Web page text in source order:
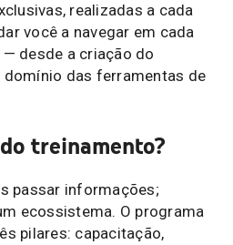
realizadas a cada
você a navegar em cada
desde a criação do
das ferramentas de
treinamento?
passar informações;
ecossistema. O programa
pilares: capacitação,